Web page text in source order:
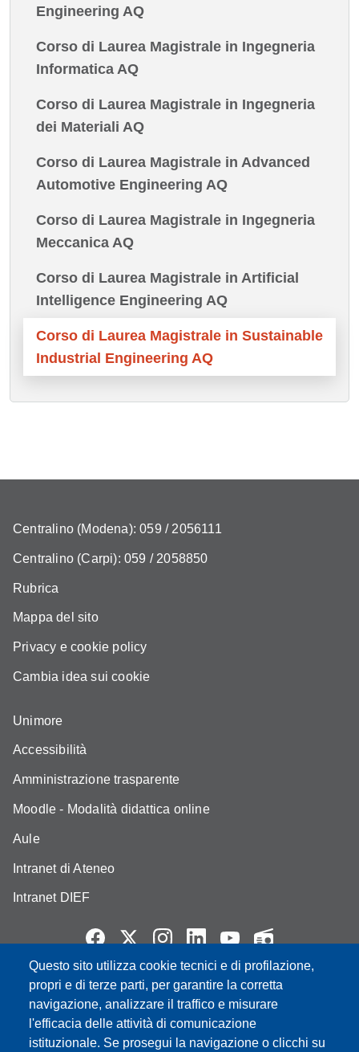
Engineering AQ
Corso di Laurea Magistrale in Ingegneria
Informatica AQ
Corso di Laurea Magistrale in Ingegneria
dei Materiali AQ
Corso di Laurea Magistrale in Advanced
Automotive Engineering AQ
Corso di Laurea Magistrale in Ingegneria
Meccanica AQ
Corso di Laurea Magistrale in Artificial
Intelligence Engineering AQ
Corso di Laurea Magistrale in Sustainable
Industrial Engineering AQ
Questo sito utilizza cookie tecnici e di profilazione,
propri e di terze parti, per garantire la corretta
navigazione, analizzare il traffico e misurare
l'efficacia delle attività di comunicazione
istituzionale. Se prosegui la navigazione o clicchi su
Centralino (Modena): 059 / 2056111
Centralino (Carpi): 059 / 2058850
Rubrica
Mappa del sito
Privacy e cookie policy
Cambia idea sui cookie
Unimore
Accessibilità
Amministrazione trasparente
Moodle - Modalità didattica online
Aule
Intranet di Ateneo
Intranet DIEF
Partita IVA: 00427620364
e-mail: urp@unimore.it
PEC: primo contatto: urp@pec.unimore.it
Indirizzo ReGIndE per notifica Atti Processuali: